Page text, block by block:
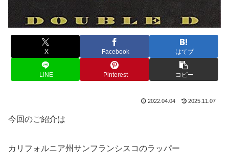
X Facebook はてブ
LINE Pinterest コピー
2022.04.04 2025.11.07
今回のご紹介は
カリフォルニア州サンフランシスコのラッパー